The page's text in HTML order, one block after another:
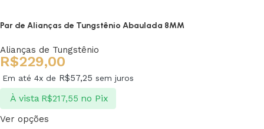
Par de Alianças de Tungstênio Abaulada 8MM
Alianças de Tungstênio
R$229,00
Em até 4x de R$57,25 sem juros
À vista R$217,55 no Pix
Ver opções